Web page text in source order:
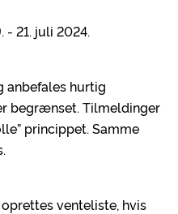
- 21. juli 2024.
anbefales hurtig
begrænset. Tilmeldinger
princippet. Samme
venteliste, hvis